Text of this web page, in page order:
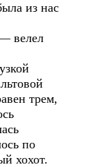
из нас
велел
трем,
по
хохот.